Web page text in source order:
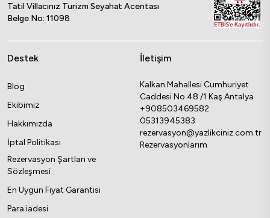
Tatil Villacınız Turizm Seyahat Acentası
Belge No: 11098
Destek
Blog
Ekibimiz
Hakkımızda
İptal Politikası
Rezervasyon Şartları ve
Sözleşmesi
En Uygun Fiyat Garantisi
Para iadesi
İletişim
Kalkan Mahallesi Cumhuriyet
Caddesi No 48 /1 Kaş Antalya
+908503469582
05313945383
rezervasyon@yazlikciniz.com.tr
Rezervasyonlarım